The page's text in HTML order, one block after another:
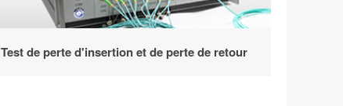
Test de perte d'insertion et de perte de retour